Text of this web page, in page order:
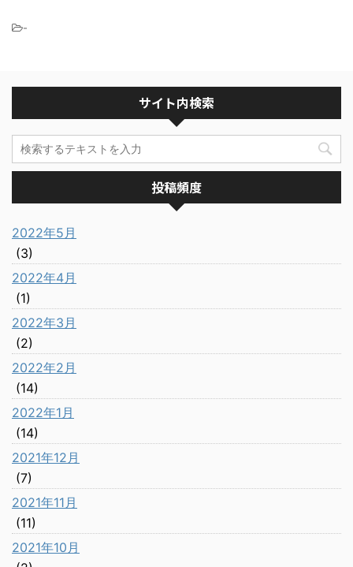
-
サイト内検索
投稿頻度
2022年5月
(3)
2022年4月
(1)
2022年3月
(2)
2022年2月
(14)
2022年1月
(14)
2021年12月
(7)
2021年11月
(11)
2021年10月